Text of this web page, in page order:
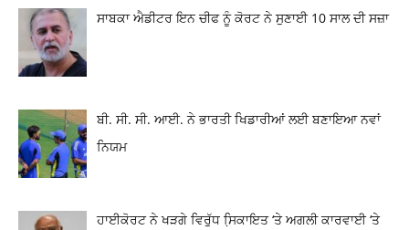
ਸਾਬਕਾ ਐਡੀਟਰ ਇਨ ਚੀਫ ਨੂੰ ਕੋਰਟ ਨੇ ਸੁਣਾਈ 10 ਸਾਲ ਦੀ ਸਜ਼ਾ
ਬੀ. ਸੀ. ਸੀ. ਆਈ. ਨੇ ਭਾਰਤੀ ਖਿਡਾਰੀਆਂ ਲਈ ਬਣਾਇਆ ਨਵਾਂ
ਨਿਯਮ
ਹਾਈਕੋਰਟ ਨੇ ਖੜਗੇ ਵਿਰੁੱਧ ਸਿ਼ਕਾਇਤ ‘ਤੇ ਅਗਲੀ ਕਾਰਵਾਈ ‘ਤੇ